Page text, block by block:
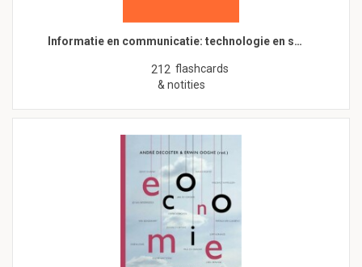
Informatie en communicatie: technologie en s…
212 flashcards
& notities